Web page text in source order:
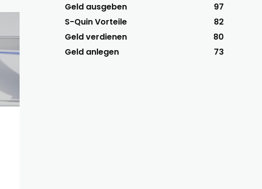
Geld ausgeben
97
S-Quin Vorteile
82
Geld verdienen
80
Geld anlegen
73